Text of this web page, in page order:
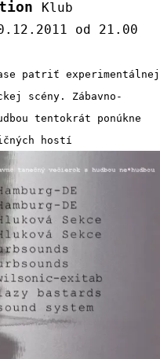
Klub
od 21.00
patriť experimentálnej
scény. Zábavno-
tentokrát ponúkne
hostí